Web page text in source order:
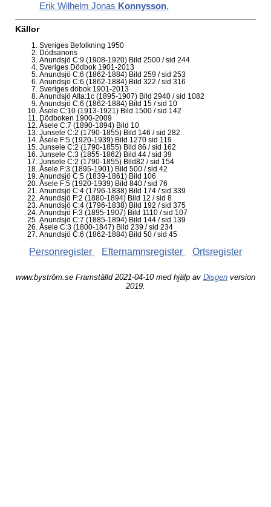
Erik Wilhelm Jonas Konnysson.
Källor
Sveriges Befolkning 1950
Dödsanons
Anundsjö C:9 (1908-1920) Bild 2500 / sid 244
Sveriges Dödbok 1901-2013
Anundsjö C:6 (1862-1884) Bild 259 / sid 253
Anundsjö C:6 (1862-1884) Bild 322 / sid 316
Sveriges döbok 1901-2013
Anundsjö AIIa:1c (1895-1907) Bild 2940 / sid 1082
Anundsjö C:6 (1862-1884) Bild 15 / sid 10
Åsele C:10 (1913-1921) Bild 1500 / sid 142
Dödboken 1900-2009
Åsele C:7 (1890-1894) Bild 10
Junsele C:2 (1790-1855) Bild 146 / sid 282
Åsele F:5 (1920-1939) Bild 1270 sid 119
Junsele C:2 (1790-1855) Bild 86 / sid 162
Junsele C:3 (1855-1862) Bild 44 / sid 39
Junsele C:2 (1790-1855) Bild82 / sid 154
Åsele F:3 (1895-1901) Bild 500 / sid 42
Anundsjö C:5 (1839-1861) Bild 106
Åsele F:5 (1920-1939) Bild 840 / sid 76
Anundsjö C:4 (1796-1838) Bild 174 / sid 339
Anundsjö F:2 (1880-1894) Bild 12 / sid 8
Anundsjö C:4 (1796-1838) Bild 192 / sid 375
Anundsjö F:3 (1895-1907) Bild 1110 / sid 107
Anundsjö C:7 (1885-1894) Bild 144 / sid 139
Åsele C:3 (1800-1847) Bild 239 / sid 234
Anundsjö C:6 (1862-1884) Bild 50 / sid 45
Personregister Efternamnsregister Ortsregister
www.byström.se Framställd 2021-04-10 med hjälp av Disgen version
2019.